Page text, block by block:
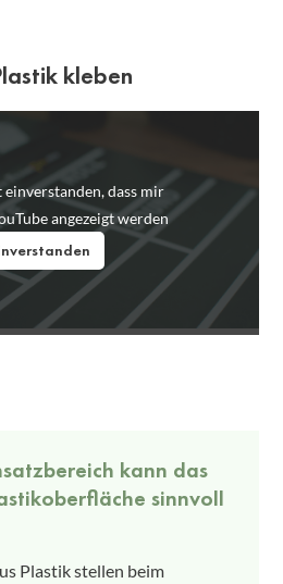
kleben
dass mir
angezeigt werden
kann das
sinnvoll
Plastik stellen beim